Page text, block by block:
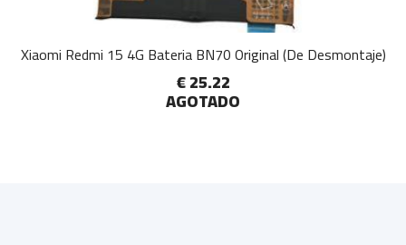
Xiaomi Redmi 15 4G Bateria BN70 Original (De Desmontaje)
€ 25.22
AGOTADO